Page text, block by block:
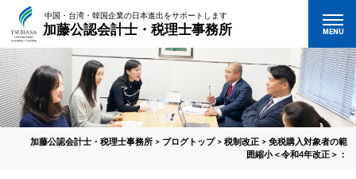
中国・台湾・韓国企業の日本進出をサポートします
加藤公認会計士・税理士事務所 MENU
加藤公認会計士・税理士事務所 > ブログトップ > 税制改正 > 免税購入対象者の範
囲縮小＜令和4年改正＞：